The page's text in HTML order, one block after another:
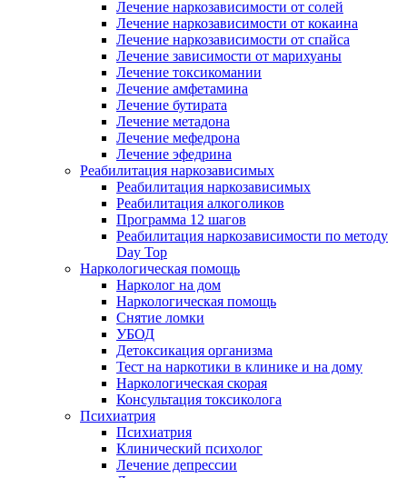
Лечение наркозависимости от солей
Лечение наркозависимости от кокаина
Лечение наркозависимости от спайса
Лечение зависимости от марихуаны
Лечение токсикомании
Лечение амфетамина
Лечение бутирата
Лечение метадона
Лечение мефедрона
Лечение эфедрина
Реабилитация наркозависимых
Реабилитация наркозависимых
Реабилитация алкоголиков
Программа 12 шагов
Реабилитация наркозависимости по методу
Day Top
Наркологическая помощь
Нарколог на дом
Наркологическая помощь
Снятие ломки
УБОД
Детоксикация организма
Тест на наркотики в клинике и на дому
Наркологическая скорая
Консультация токсиколога
Психиатрия
Психиатрия
Клинический психолог
Лечение депрессии